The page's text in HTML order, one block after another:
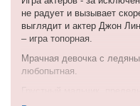
не радует и вызывает
выглядит и актер Джон
– игра топорная.
Мрачная девочка с
любопытная.
взрослых людей, которые